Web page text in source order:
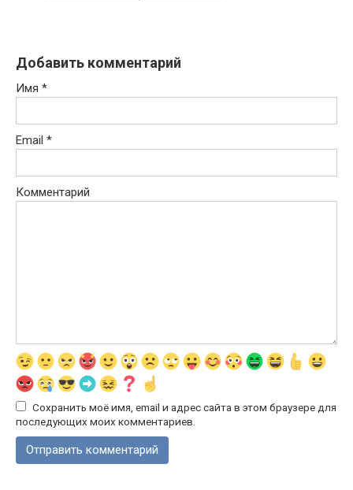
Добавить комментарий
Имя *
Email *
Комментарий
Сохранить моё имя, email и адрес сайта в этом браузере для
последующих моих комментариев.